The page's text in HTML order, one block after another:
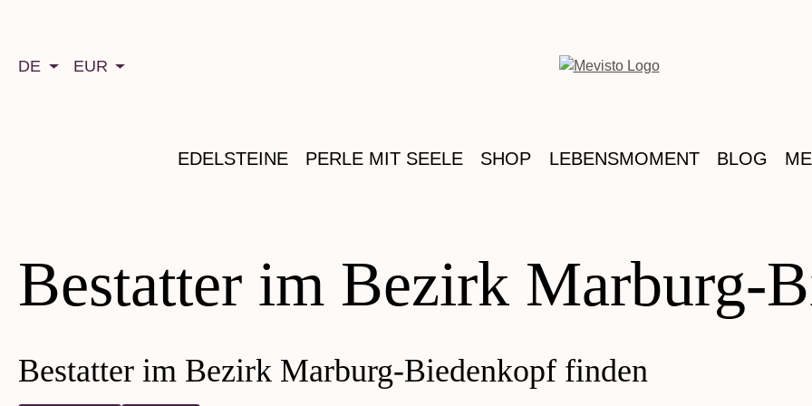
DE EUR
EDELSTEINE PERLE MIT SEELE SHOP LEBENSMOMENT BLOG
Bestatter im Bezirk Marburg-
Bestatter im Bezirk Marburg-Biedenkopf finden